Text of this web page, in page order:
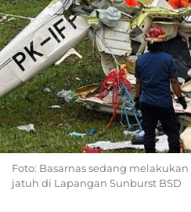
Foto: Basarnas sedang
jatuh di Lapangan Sunburst BSD